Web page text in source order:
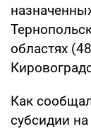
областях
Как
субсидии